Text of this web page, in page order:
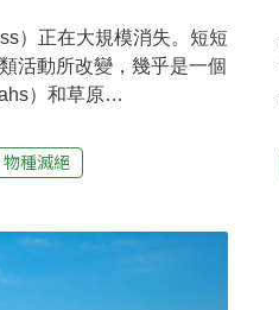
）正在大規模消失。短短
活動所改變，幾乎是一個
）和草原
地表人類壓力減輕這份研
科學家利用衛星影像，
人類壓力減輕。俄羅斯、
佔全球60%。約有110萬
現某種程度的人類足
物種滅絕